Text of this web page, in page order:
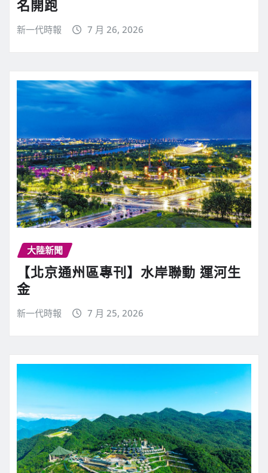
名開跑
新一代時報 7 月 26, 2026
大陸新聞
【北京通州區專刊】水岸聯動 運河生
金
新一代時報 7 月 25, 2026